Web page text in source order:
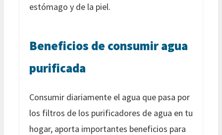
estómago y de la piel.
Beneficios de consumir agua
purificada
Consumir diariamente el agua que pasa por
los filtros de los purificadores de agua en tu
hogar, aporta importantes beneficios para